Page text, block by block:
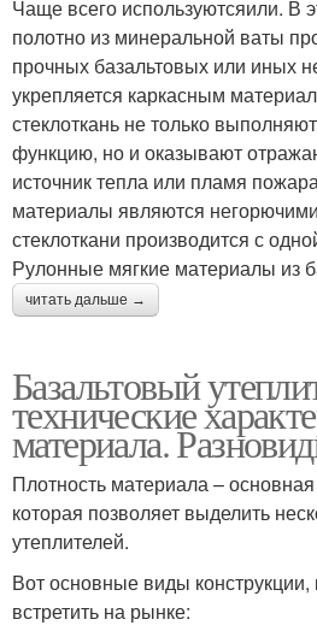
Чаще всего используютсяили. В
полотно из минеральной ваты
прочных базальтовых или иных
укрепляется каркасным
стеклоткань не только
функцию, но и оказывают
источник тепла или пламя
материалы являются
стеклоткани производится с
Рулонные мягкие материалы из
читать дальше →
Базальтовый
технические
материала.
Плотность материала – основная
которая позволяет выделить
утеплителей.
Вот основные виды
встретить на рынке: